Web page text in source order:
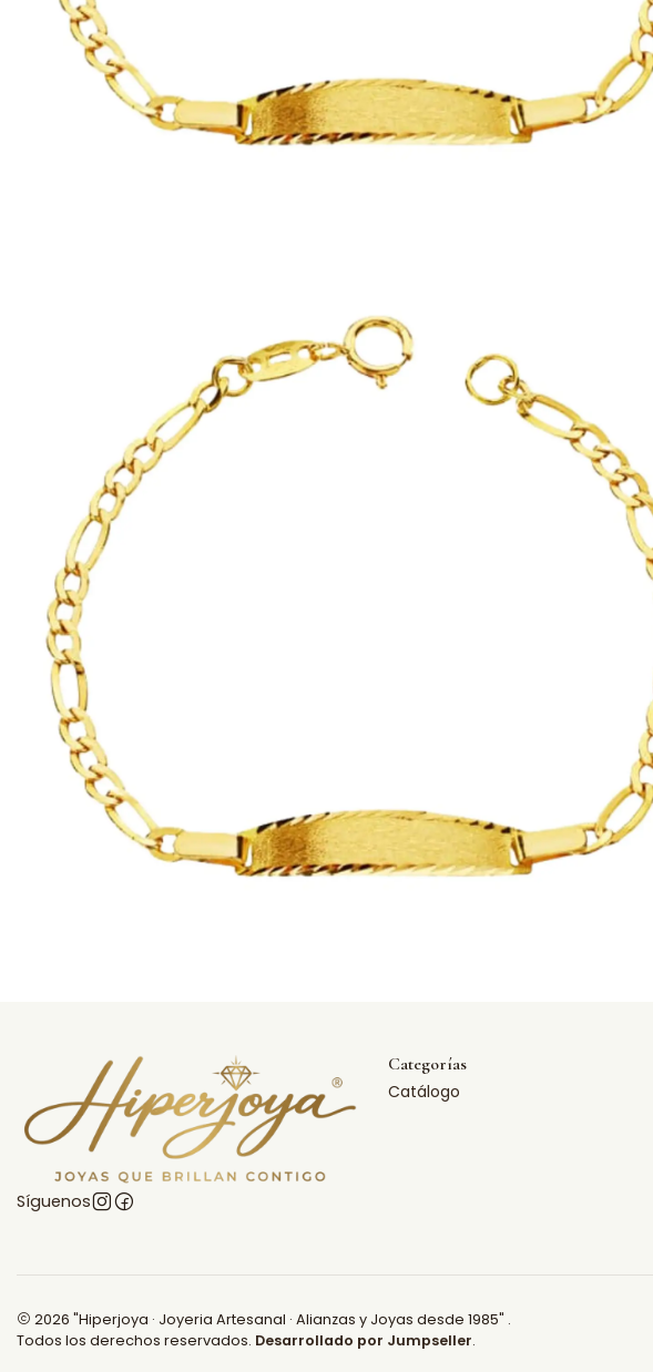
Síguenos
Categorías
Catálogo
2026 "Hiperjoya · Joyeria Artesanal · Alianzas y Joyas desde 1985" .
Todos los derechos reservados. Desarrollado por Jumpseller.